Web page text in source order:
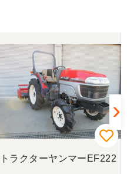
取った後でしっかりとメ
ンテナンスを受けたの
ると思います。チョット
のは痛手でしたが、中古
のでしょうか。
ても良い買い物ができま
トラクターヤンマーEF222